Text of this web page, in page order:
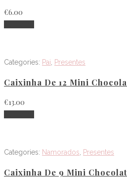
€6.00
Categories: Pai Presentes
Caixinha De 12 Mini
€13.00
Categories: Namorados Presentes
Caixinha De 9 Mini